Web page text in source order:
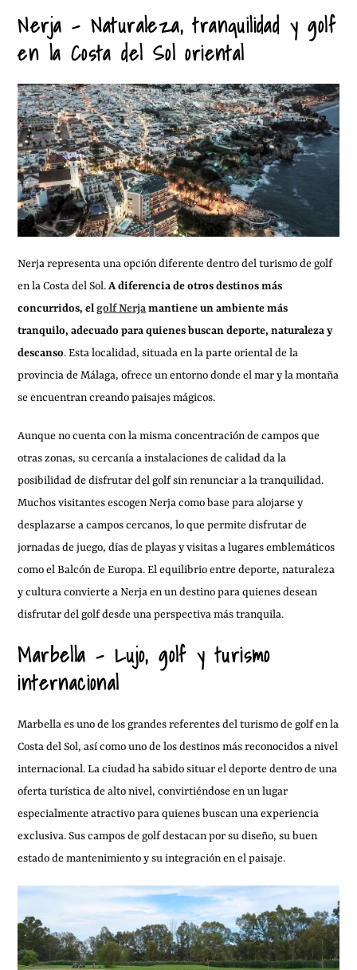
Nerja – Naturaleza, tranquilidad y golf
en la Costa del Sol oriental
Nerja representa una opción diferente dentro del turismo de golf
en la Costa del Sol.A diferencia de otros destinos más
concurridos, elgolf Nerjamantiene un ambiente más
tranquilo, adecuado para quienes buscan deporte, naturaleza y
descanso. Esta localidad, situada en la parte oriental de la
provincia de Málaga, ofrece un entorno donde el mar y la montaña
se encuentran creando paisajes mágicos.
Aunque no cuenta con la misma concentración de campos que
otras zonas, su cercanía a instalaciones de calidad da la
posibilidad de disfrutar del golf sin renunciar a la tranquilidad.
Muchos visitantes escogen Nerja como base para alojarse y
desplazarse a campos cercanos, lo que permite disfrutar de
jornadas de juego, días de playas y visitas a lugares emblemáticos
como el Balcón de Europa. El equilibrio entre deporte, naturaleza
y cultura convierte a Nerja en un destino para quienes desean
disfrutar del golf desde una perspectiva más tranquila.
Marbella – Lujo, golf y turismo
internacional
Marbella es uno de los grandes referentes del turismo de golf en la
Costa del Sol, así como uno de los destinos más reconocidos a nivel
internacional. La ciudad ha sabido situar el deporte dentro de una
oferta turística de alto nivel, convirtiéndose en un lugar
especialmente atractivo para quienes buscan una experiencia
exclusiva. Sus campos de golf destacan por su diseño, su buen
estado de mantenimiento y su integración en el paisaje.